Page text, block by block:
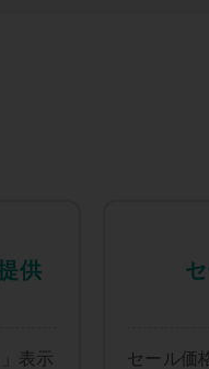
供
表示
セール価